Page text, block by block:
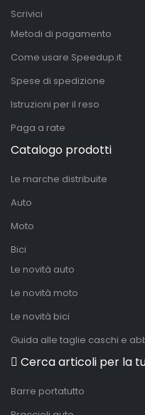
Scrivici
Metodi di pagamento
Come usare Speedup.it
Spese di spedizione
Istruzioni per il reso
Paga a rate
Catalogo prodotti
Le marche distribuite
Auto
Moto
Bici
Le novità auto
Le novità moto
Le novità bici
Guida alle taglie caschi e
Cerca articoli per la
Barre portatutto